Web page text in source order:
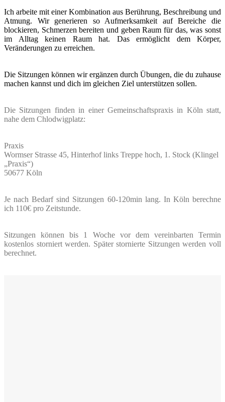
Ich arbeite mit einer Kombination aus Berührung, Beschreibung und
Atmung. Wir generieren so Aufmerksamkeit auf Bereiche die
blockieren, Schmerzen bereiten und geben Raum für das, was sonst
im Alltag keinen Raum hat. Das ermöglicht dem Körper,
Veränderungen zu erreichen.
Die Sitzungen können wir ergänzen durch Übungen, die du zuhause
machen kannst und dich im gleichen Ziel unterstützen sollen.
Die Sitzungen finden in einer Gemeinschaftspraxis in Köln statt,
nahe dem Chlodwigplatz:
Praxis
Wormser Strasse 45, Hinterhof links Treppe hoch, 1. Stock (Klingel
„Praxis“)
50677 Köln
Je nach Bedarf sind Sitzungen 60-120min lang. In Köln berechne
ich 110€ pro Zeitstunde.
Sitzungen können bis 1 Woche vor dem vereinbarten Termin
kostenlos storniert werden. Später stornierte Sitzungen werden voll
berechnet.